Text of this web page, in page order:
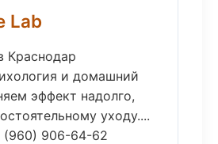
Lab
Краснодар
и домашний
эффект надолго,
уходу....
(960) 906-64-62